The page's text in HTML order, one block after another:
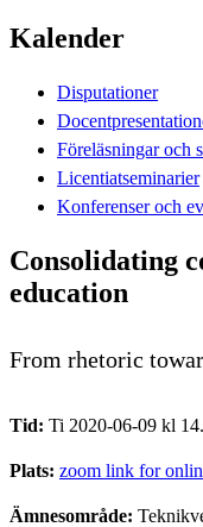
Kalender
Disputationer
Föreläsningar och
Licentiatseminarier
Konferenser och
Consolidating
education
From rhetoric
Tid: Ti 2020-06-09 kl
Plats: zoom link for
Ämnesområde: